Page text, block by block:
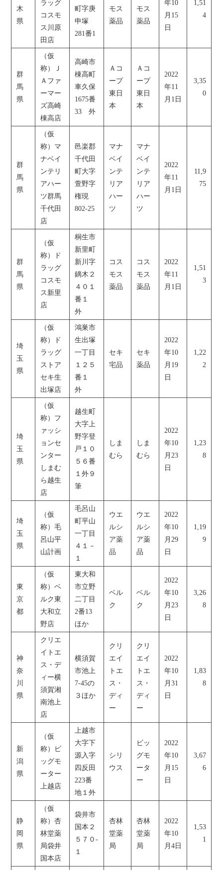
木
県
ラッグ
コスモ
ス川原
田店
町字庚
申塚
281番1
モス
薬品
モス
薬品
年10
月15
日
1,51
4
群
馬
県
（仮
称）Ｊ
Ａファ
ーマー
ズ高崎
棟高店
高崎市
棟高町
車久保
1675番
33 外
Ａコ
ープ
東日
本
Ａコ
ープ
東日
本
2022
年11
月1日
3,35
0
群
馬
県
（仮
称）マ
ナベイ
ンテリ
アハー
ツ群馬
千代田
店
邑楽郡
千代田
町大字
萱野字
権現
802-25
マナ
ベイ
ンテ
リア
ハー
ツ
マナ
ベイ
ンテ
リア
ハー
ツ
2022
年11
月1日
11,9
75
群
馬
県
（仮
称）ド
ラッグ
コスモ
ス新里
店
桐生市
新里町
新川字
鏑木２
４０１
番１
外
コス
モス
薬品
コス
モス
薬品
2022
年11
月1日
1,51
3
埼
玉
県
（仮
称）ド
ラッグ
ストア
セキ生
出塚店
鴻巣市
生出塚
一丁目
１２５
番１
外
セキ
宅品
セキ
薬品
2022
年10
月19
日
1,22
2
埼
玉
県
（仮
称）フ
ァッシ
ョンセ
ンター
しまむ
ら越生
店
越生町
大字上
野字登
戸１０
５６番
１外９
筆
しま
むら
しま
むら
2022
年10
月23
日
1,23
8
埼
玉
県
（仮
称）毛
呂山平
山計画
毛呂山
町平山
一丁目
４１－
１
ウエ
ルシ
ア薬
品
ウエ
ルシ
ア薬
品
2022
年10
月29
日
1,19
9
東
京
都
（仮
称）ベ
ルク東
大和立
野店
東大和
市立野
二丁目
2番13
ほか
ベル
ク
ベル
ク
2022
年10
月23
日
3,26
8
神
奈
川
県
クリエ
イトエ
ス・デ
ィー横
須賀湘
南池上
店
横須賀
市池上
7-45の
３ほか
クリ
エイ
トエ
ス・
ディ
ー
クリ
エイ
トエ
ス・
ディ
ー
2022
年10
月31
日
1,83
8
新
潟
県
（仮
称）ビ
ッグモ
ーター
上越店
上越市
大字下
源入字
四反田
223番
地１外
シリ
ウス
ビッ
グモ
ータ
ー
2022
年10
月15
日
3,67
6
静
岡
県
（仮
称）杏
林堂薬
局袋井
国本店
袋井市
国本２
５７０-
１
杏林
堂薬
局
杏林
堂薬
局
2022
年10
月4日
1,53
1